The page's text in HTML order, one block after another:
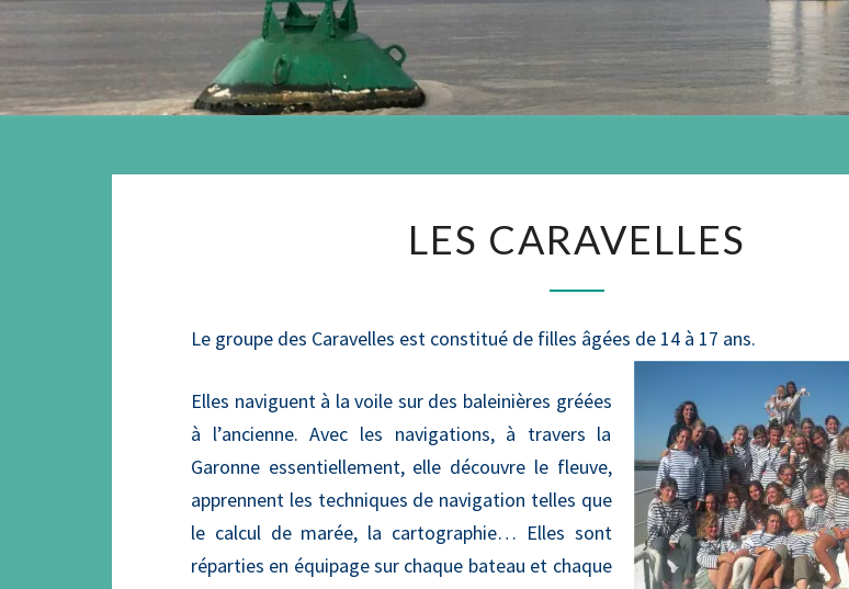
CARAVELLES
LES CARAVELLES
Le groupe des Caravelles est constitué de filles âgées de 14 à 17 ans.
Elles naviguent à la voile sur des baleinières gréées
à l’ancienne. Avec les navigations, à travers la
Garonne essentiellement, elle découvre le fleuve,
apprennent les techniques de navigation telles que
le calcul de marée, la cartographie… Elles sont
réparties en équipage sur chaque bateau et chaque